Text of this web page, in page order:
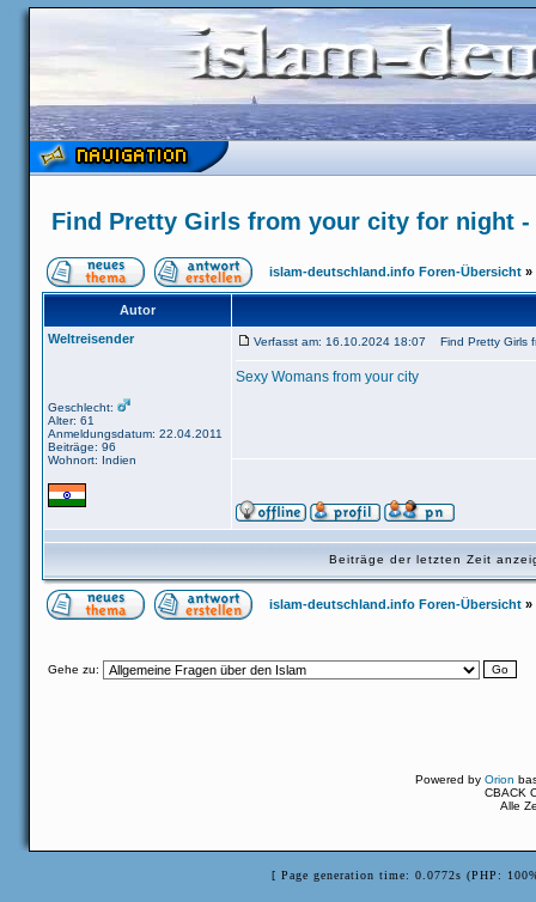
Find Pretty Girls from your city for night -
islam-deutschland.info Foren-Übersicht »
Autor
Weltreisender
Geschlecht:
Alter: 61
Anmeldungsdatum: 22.04.2011
Beiträge: 96
Wohnort: Indien
Verfasst am: 16.10.2024 18:07 Find Pretty Girls
Sexy Womans from your city
Beiträge der letzten Zeit
islam-deutschland.info Foren-Übersicht »
Gehe zu:
Powered byOrion
CBACK
Alle
[ Page generation time: 0.0772s (PHP: